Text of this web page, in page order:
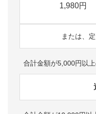
1,980円
または、
合計金額が5,000円以